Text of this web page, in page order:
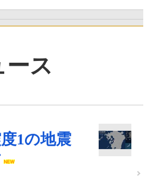
ース
度1の地震